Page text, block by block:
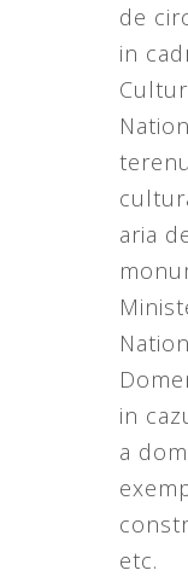
de
in
aria
in
a
etc.